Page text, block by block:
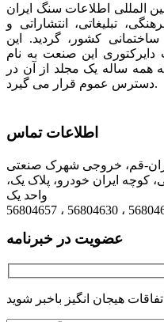
المللی اطلاعات سنگ ایران
فرهنگی، تبلیغاتی، انتشاراتی و
کشور، گردید. این
دایرکتوری این صنعت به نام
همه ساله یک مجلد از آن در
دسترس عموم قرار می گیرد.
اطلاعات تماس
45 اتوبان تهران-قم، خروجی شهرک صنعتی
کوچه ایران خودرو، پلاک یک،
واحد یک
عضویت در خبرنامه